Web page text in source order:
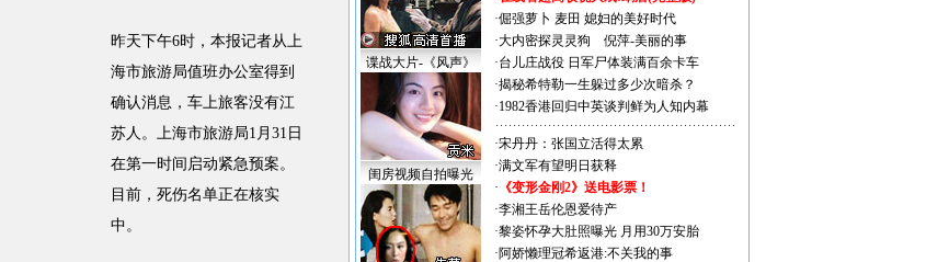
昨天下午6时，本报记者从上
海市旅游局值班办公室得到
确认消息，车上旅客没有江
苏人。上海市旅游局1月31日
在第一时间启动紧急预案。
目前，死伤名单正在核实
中。
谍战大片-《风声》
闺房视频自拍曝光
·倔强萝卜 麦田 媳妇的美好时代
·大内密探灵灵狗
倪萍-美丽的事
·台儿庄战役 日军尸体装满百余卡车
·揭秘希特勒一生躲过多少次暗杀？
·1982香港回归中英谈判鲜为人知内幕
·宋丹丹：张国立活得太累
·满文军有望明日获释
· 《变形金刚2》送电影票！
·李湘王岳伦恩爱待产
·黎姿怀孕大肚照曝光 月用30万安胎
·阿娇懒理冠希返港:不关我的事